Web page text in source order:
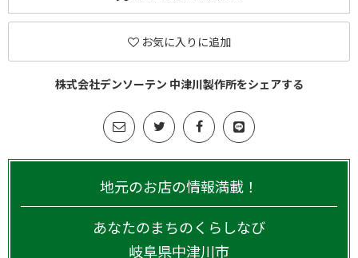
お気に入りに追加
株式会社デンソーテン 中津川製作所をシェアする
地元のお店の情報満載！
あなたのまちのくらしなび
岐阜県中津川市